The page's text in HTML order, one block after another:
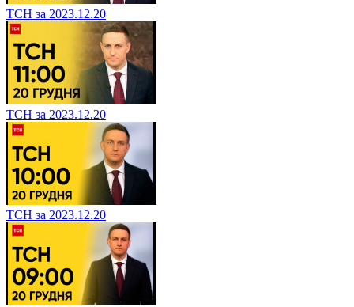
ТСН за 2023.12.20
ТСН за 2023.12.20
ТСН за 2023.12.20